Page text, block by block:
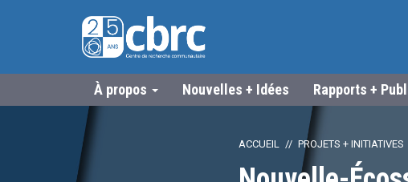
À propos Nouvelles + Idées Rapports +
ACCUEIL PROJETS + INITIATIVES